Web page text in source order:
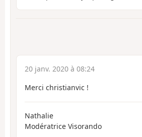
20 janv. 2020 à 08:24
Merci christianvic !
Nathalie
Modératrice Visorando